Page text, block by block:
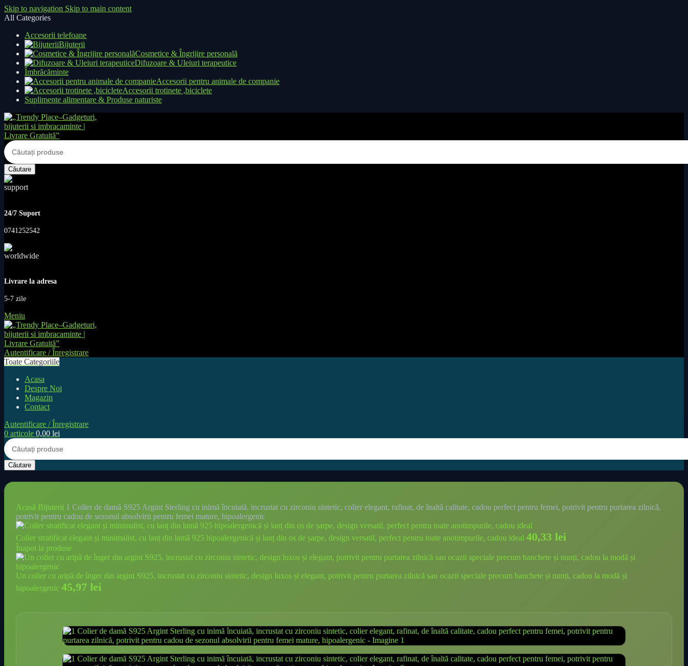
Skip to navigation Skip to main content
All Categories
Accesorii telefoane
Bijuterii
Cosmetice & Îngrijire personală
Difuzoare & Uleiuri terapeutice
Îmbrăcăminte
Accesorii pentru animale de companie
Accesorii trotinete ,biciclete
Suplimente alimentare & Produse naturiste
Căutare
24/7 Suport
0741252542
Livrare la adresa
5-7 zile
Meniu
Autentificare / Înregistrare
Toate Categoriile
Acasa
Despre Noi
Magazin
Contact
Autentificare / Înregistrare
0 articole 0,00 lei
Căutare
Acasă Bijuterii 1 Colier de damă S925 Argint Sterling cu inimă încuiată, incrustat cu zirconiu sintetic, colier elegant, rafinat, de înaltă calitate, cadou perfect pentru femei, potrivit pentru purtarea zilnică,
potrivit pentru cadou de sezonul absolvirii pentru femei mature, hipoalergenic
Colier stratificat elegant și minimalist, cu lanț din lamă 925 hipoalergenică și lanț din os de șarpe, design versatil, perfect pentru toate anotimpurile, cadou ideal 40,33 lei
Înapoi la produse
Un colier cu aripă de înger din argint S925, incrustat cu zirconiu sintetic, design luxos și elegant, potrivit pentru purtarea zilnică sau ocazii speciale precum banchete și nunți, cadou la modă și
hipoalergenic 45,97 lei